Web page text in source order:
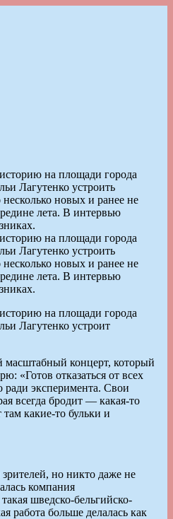
на площади города
Лагутенко устроить
новых и ранее не
лета. В интервью
на площади города
Лагутенко устроить
новых и ранее не
лета. В интервью
на площади города
Лагутенко устроит
масштабный концерт, который
«Готов отказаться от всех
ради эксперимента. Свои
всегда бродит — какая-то
какие-то бульки и
но никто даже не
компания
шведско-бельгийско-
работа больше делалась как